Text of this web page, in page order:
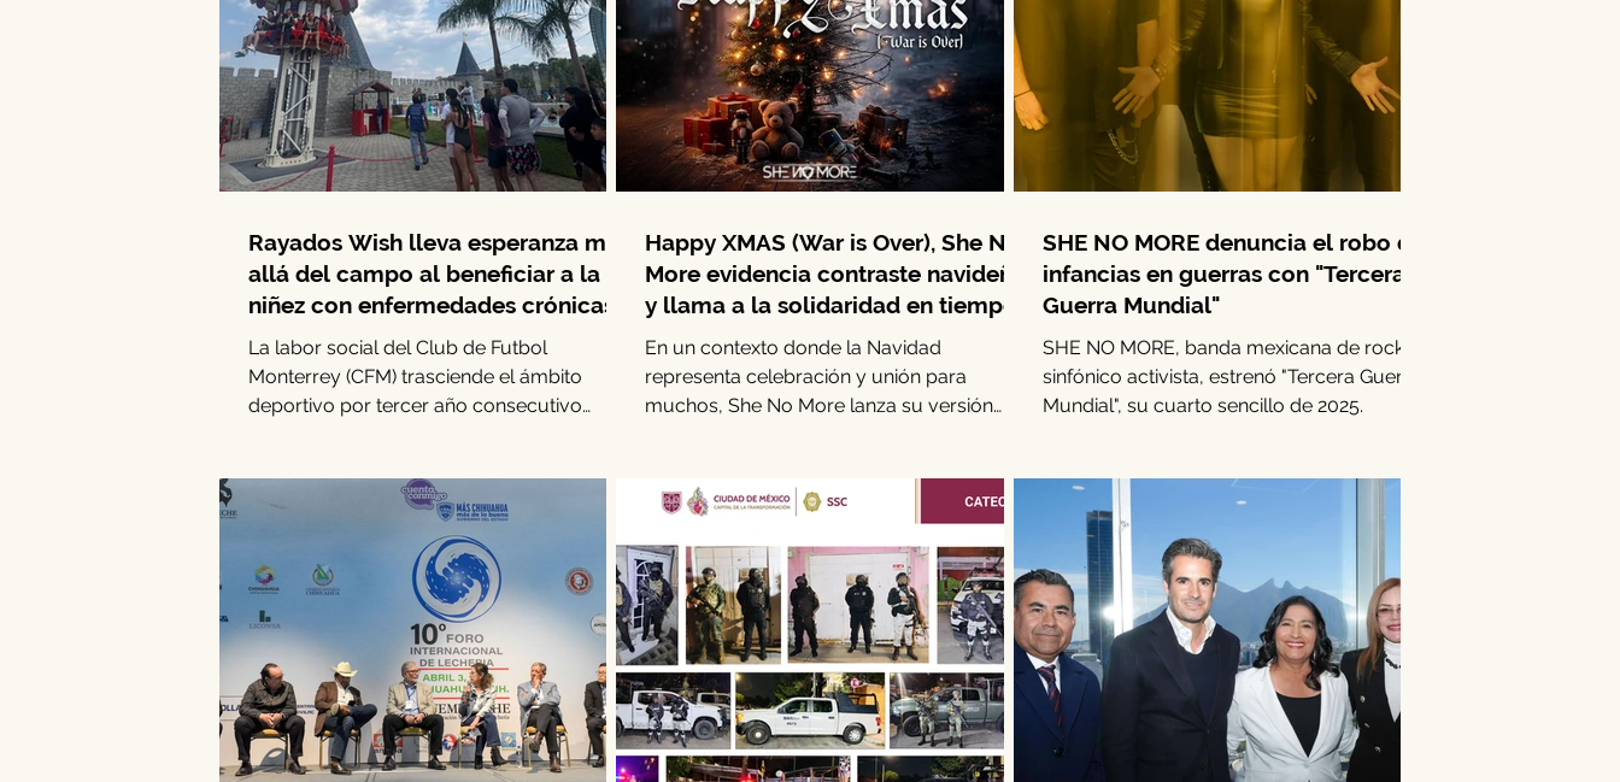
Rayados Wish lleva esperanza más
allá del campo al beneficiar a la
niñez con enfermedades crónicas
La labor social del Club de Futbol
Monterrey (CFM) trasciende el ámbito
deportivo por tercer año consecutivo
situaciones médicas vulnerables para
generar experiencias orientadas a su
bienestar emocional y social. Durante esta
edición, el programa benefició a seis
familias con una dinámica especial
diseñada en alianza con Viva y la
Fundación Dr. Sonrisas. Entre el 24 y el 26
de abril, Sofía, André, Ma
Happy XMAS (War is Over), She No
More evidencia contraste navideño
y llama a la solidaridad en tiempos
de guerra
En un contexto donde la Navidad
representa celebración y unión para
muchos, She No More lanza su versión
personas en zonas de conflicto armado no
tienen motivos para festejar. La banda
mexicana transforma el clásico de John
Lennon y Yoko Ono en un llamado directo
a la empatía.
SHE NO MORE denuncia el robo de
infancias en guerras con "Tercera
Guerra Mundial"
SHE NO MORE, banda mexicana de rock
sinfónico activista, estrenó "Tercera Guerra
Mundial", su cuarto sencillo de 2025.